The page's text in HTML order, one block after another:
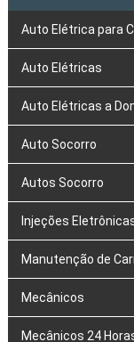
Auto Elétrica para
Auto Elétricas
Auto Elétricas a
Auto Socorro
Autos Socorro
Injeções
Manutenção de
Mecânicos
Mecânicos 24